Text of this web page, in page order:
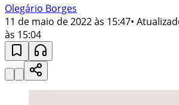
Olegário Borges
11 de maio de 2022 às 15:47•
às 15:04